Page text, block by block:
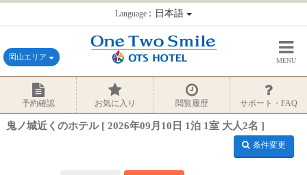
Language：日本語
岡山エリア MENU
予約確認 お気に入り 閲覧履歴 サポート・FAQ
鬼ノ城近くのホテル [ 2026年09月10日 1泊 1室 大人2名 ]
条件変更